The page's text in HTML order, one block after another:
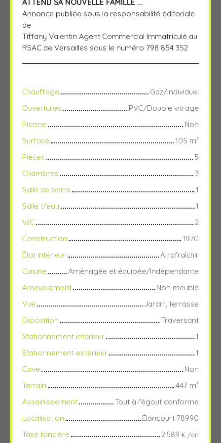
Annonce publiée sous la responsabilité éditoriale
de
Tiffany Valentin Agent Commercial Immatriculé au
RSAC de Versailles sous le numéro 798 854 352
Chauffage
Gaz/Individuel
Ouvertures
PVC/Double vitrage
Piscine
Non
Surface
105 m²
Pièces
5
Chambres
3
Salle de bains
1
Salle d'eau
1
WC
2
Construction
1970
État intérieur
A rafraîchir
Cuisine
Aménagée et équipée/Indépendante
Ameublement
Non meublé
Vue
Jardin, terrasse
Exposition
Traversant
Stationnement intérieur
1
Stationnement extérieur
1
Cave
Non
Terrain
447 m²
Assainissement
Tout à l'égout conforme
Localisation
Élancourt 78990
Taxe foncière
2 589 € /an